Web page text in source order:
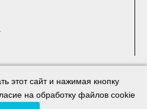
инициатив. 2017
этот сайт и нажимая кнопку
на обработку файлов cookie